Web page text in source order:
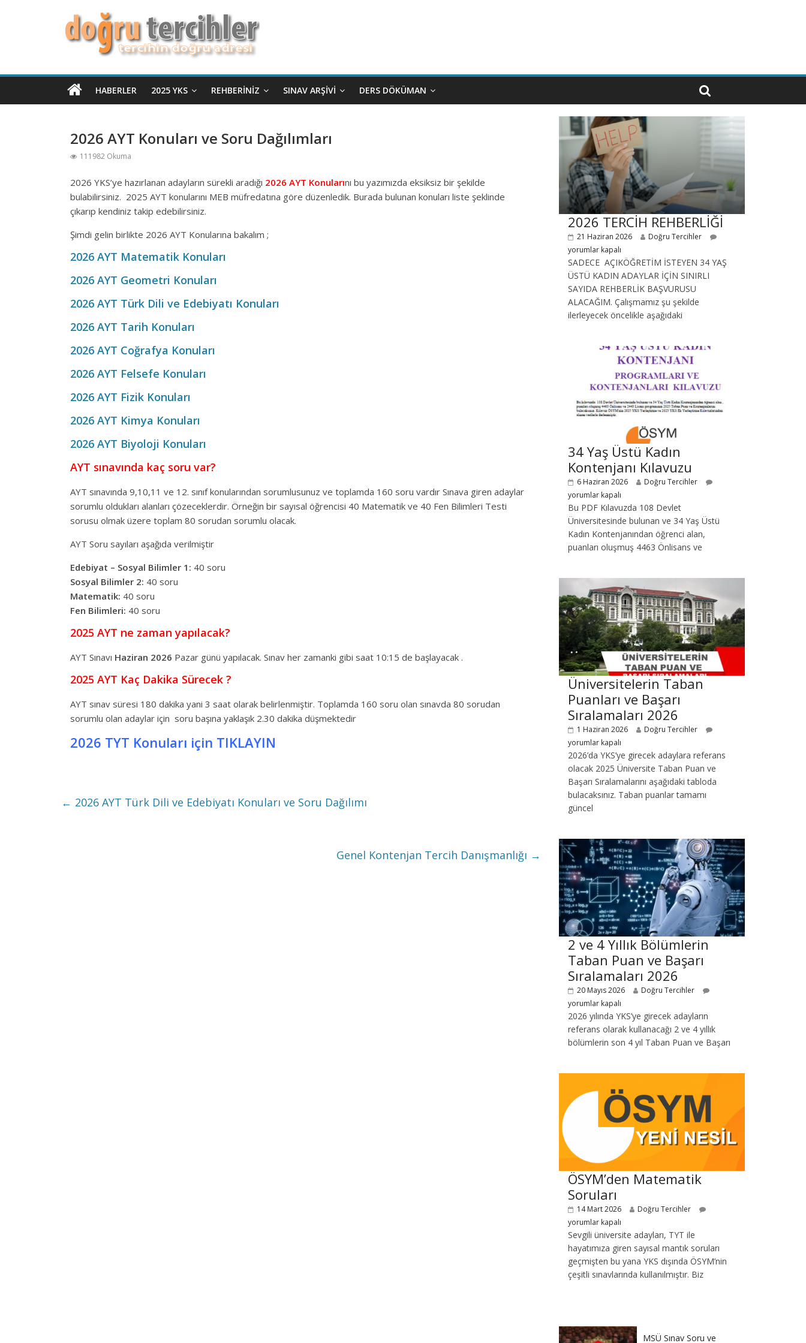
HABERLER 2025 YKS REHBERINIZ SINAV ARŞIVI DERS DÖKÜMAN
2026 AYT Konuları ve Soru Dağılımları
111982 Okuma
2026 YKS’ye hazırlanan adayların sürekli aradığı 2026 AYT Konularını bu yazımızda eksiksiz bir şekilde
bulabilirsiniz. 2025 AYT konularını MEB müfredatına göre düzenledik. Burada bulunan konuları liste şeklinde
çıkarıp kendiniz takip edebilirsiniz.
Şimdi gelin birlikte 2026 AYT Konularına bakalım ;
2026 AYT Matematik Konuları
2026 AYT Geometri Konuları
2026 AYT Türk Dili ve Edebiyatı Konuları
2026 AYT Tarih Konuları
2026 AYT Coğrafya Konuları
2026 AYT Felsefe Konuları
2026 AYT Fizik Konuları
2026 AYT Kimya Konuları
2026 AYT Biyoloji Konuları
AYT sınavında kaç soru var?
AYT sınavında 9,10,11 ve 12. sınıf konularından sorumlusunuz ve toplamda 160 soru vardır Sınava giren adaylar
sorumlu oldukları alanları çözeceklerdir. Örneğin bir sayısal öğrencisi 40 Matematik ve 40 Fen Bilimleri Testi
sorusu olmak üzere toplam 80 sorudan sorumlu olacak.
AYT Soru sayıları aşağıda verilmiştir
Edebiyat – Sosyal Bilimler 1: 40 soru
Sosyal Bilimler 2: 40 soru
Matematik: 40 soru
Fen Bilimleri: 40 soru
2025 AYT ne zaman yapılacak?
AYT Sınavı Haziran 2026 Pazar günü yapılacak. Sınav her zamanki gibi saat 10:15 de başlayacak .
2025 AYT Kaç Dakika Sürecek ?
AYT sınav süresi 180 dakika yani 3 saat olarak belirlenmiştir. Toplamda 160 soru olan sınavda 80 sorudan
sorumlu olan adaylar için soru başına yaklaşık 2.30 dakika düşmektedir
2026 TYT Konuları için TIKLAYIN
← 2026 AYT Türk Dili ve Edebiyatı Konuları ve Soru Dağılımı
Genel Kontenjan Tercih Danışmanlığı →
2026 TERCİH REHBERLİĞİ
21 Haziran 2026
Doğru Tercihler
yorumlar kapalı
SADECE AÇIKÖĞRETİM İSTEYEN 34 YAŞ
ÜSTÜ KADIN ADAYLAR İÇİN SINIRLI
SAYIDA REHBERLİK BAŞVURUSU
ALACAĞIM. Çalışmamız şu şekilde
ilerleyecek öncelikle aşağıdaki
34 Yaş Üstü Kadın
Kontenjanı Kılavuzu
6 Haziran 2026
Doğru Tercihler
yorumlar kapalı
Bu PDF Kılavuzda 108 Devlet
Üniversitesinde bulunan ve 34 Yaş Üstü
Kadın Kontenjanından öğrenci alan,
puanları oluşmuş 4463 Önlisans ve
Üniversitelerin Taban
Puanları ve Başarı
Sıralamaları 2026
1 Haziran 2026
Doğru Tercihler
yorumlar kapalı
2026’da YKS’ye girecek adaylara referans
olacak 2025 Üniversite Taban Puan ve
Başarı Sıralamalarını aşağıdaki tabloda
bulacaksınız. Taban puanlar tamamı
güncel
2 ve 4 Yıllık Bölümlerin
Taban Puan ve Başarı
Sıralamaları 2026
20 Mayıs 2026
Doğru Tercihler
yorumlar kapalı
2026 yılında YKS’ye girecek adayların
referans olarak kullanacağı 2 ve 4 yıllık
bölümlerin son 4 yıl Taban Puan ve Başarı
ÖSYM’den Matematik
Soruları
14 Mart 2026
Doğru Tercihler
yorumlar kapalı
Sevgili üniversite adayları, TYT ile
hayatımıza giren sayısal mantık soruları
geçmişten bu yana YKS dışında ÖSYM’nin
çeşitli sınavlarında kullanılmıştır. Biz
MSÜ Sınav Soru ve